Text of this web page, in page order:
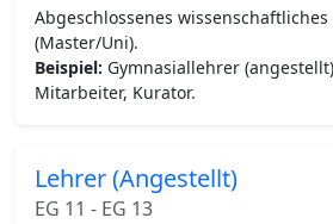
Abgeschlossenes
(Master/Uni).
Beispiel: Gymnasiallehrer
Mitarbeiter, Kurator.
Lehrer (Angestellt)
EG 11 - EG 13